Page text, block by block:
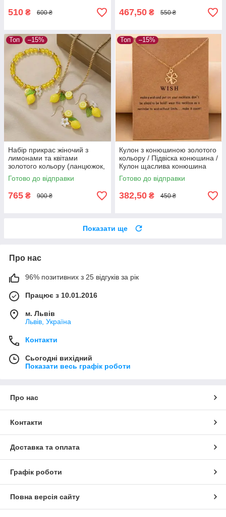
510 ₴ 600 ₴ 467,50 ₴ 550 ₴
Топ –15%
Набір прикрас жіночий з
лимонами та квітами
золотого кольору (ланцюжок,
кулон, сережки, браслет) /
Кулон лимон/ Браслет лимон
Готово до відправки
765 ₴ 900 ₴
Топ –15%
Кулон з конюшиною золотого
кольору / Підвіска конюшина /
Кулон щаслива конюшина
Готово до відправки
382,50 ₴ 450 ₴
Показати ще
Про нас
96% позитивних з 25 відгуків за рік
Працює з 10.01.2016
м. Львів
Львів, Україна
Контакти
Сьогодні вихідний
Показати весь графік роботи
Про нас
Контакти
Доставка та оплата
Графік роботи
Повна версія сайту